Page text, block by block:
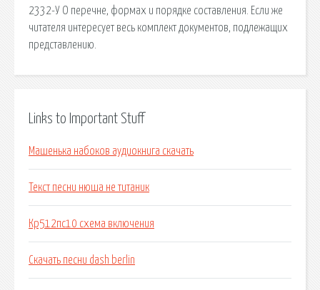
2332-У О перечне, формах и порядке составления. Если же
читателя интересует весь комплект документов, подлежащих
представлению.
Links to Important Stuff
Машенька набоков аудиокнига скачать
Текст песни нюша не титаник
Кр512пс10 схема включения
Скачать песни dash berlin